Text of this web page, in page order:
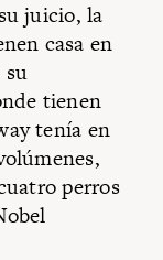
juicio, la
casa en
su
tienen
tenía en
perros